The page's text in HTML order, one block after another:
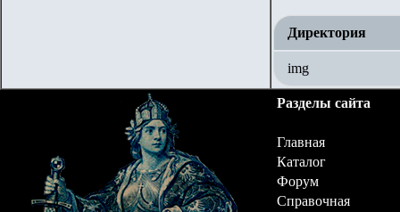
Директория
img
Разделы сайта
Главная
Каталог
Форум
Справочная